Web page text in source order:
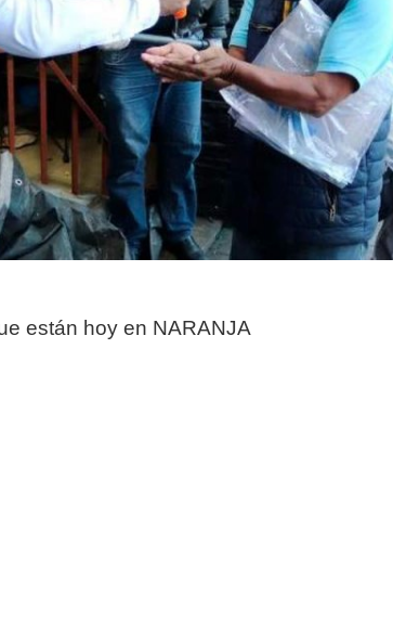
están hoy en NARANJA